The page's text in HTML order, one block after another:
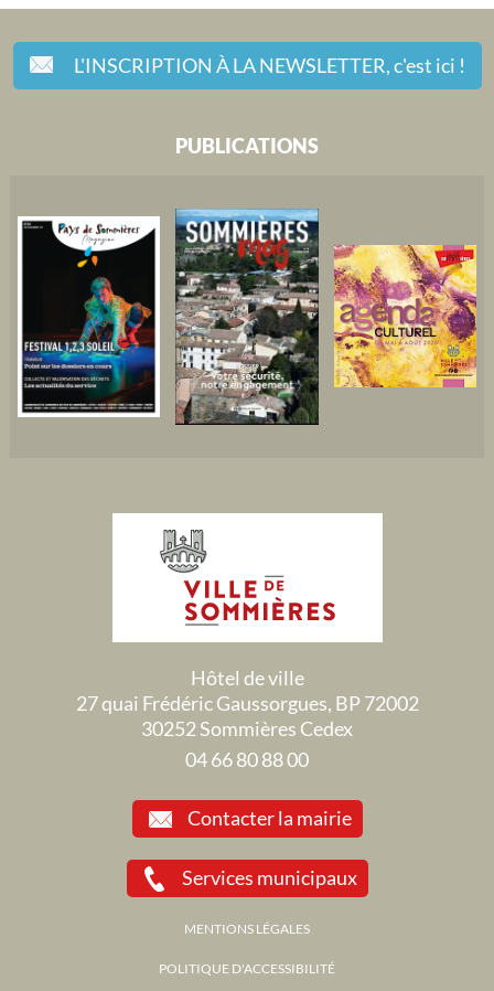
L'INSCRIPTION À LA NEWSLETTER,c'est ici !
PUBLICATIONS
Hôtel de ville
27 quai Frédéric Gaussorgues, BP 72002
30252 Sommières Cedex
04 66 80 88 00
Contacter la mairie
Services municipaux
MENTIONS LÉGALES
POLITIQUE D'ACCESSIBILITÉ